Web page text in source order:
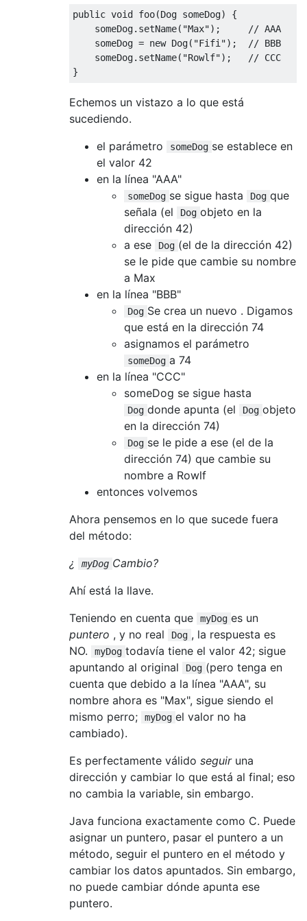
public void foo(Dog someDog)
{
    someDog
. setName( "Max");
// AAA
    someDog
= new Dog( "Fifi");
// BBB
    someDog
. setName( "Rowlf");
// CCC
}
Echemos un vistazo a lo que está
sucediendo.
el parámetro
someDog se establece en
el valor 42
en la línea "AAA"
someDog se sigue hasta Dog que
señala (el
Dog objeto en la
dirección 42)
a ese
Dog (el de la dirección 42)
se le pide que cambie su nombre
a Max
en la línea "BBB"
Dog Se crea un nuevo . Digamos
que está en la dirección 74
asignamos el parámetro
someDog a 74
en la línea "CCC"
someDog se sigue hasta
Dog donde apunta (el Dog objeto
en la dirección 74)
Dog se le pide a ese (el de la
dirección 74) que cambie su
nombre a Rowlf
entonces volvemos
Ahora pensemos en lo que sucede fuera
del método:
¿
myDog Cambio?
Ahí está la llave.
Teniendo en cuenta que
myDog es un
puntero , y no real Dog , la respuesta es
NO.
myDog todavía tiene el valor 42; sigue
apuntando al original
Dog (pero tenga en
cuenta que debido a la línea "AAA", su
nombre ahora es "Max", sigue siendo el
mismo perro;
myDog el valor no ha
cambiado).
Es perfectamente válido seguiruna
dirección y cambiar lo que está al final; eso
no cambia la variable, sin embargo.
Java funciona exactamente como C. Puede
asignar un puntero, pasar el puntero a un
método, seguir el puntero en el método y
cambiar los datos apuntados. Sin embargo,
no puede cambiar dónde apunta ese
puntero.